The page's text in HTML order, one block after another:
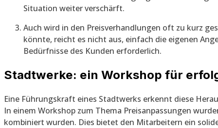
Situation weiter verschärft.
Auch wird in den Preisverhandlungen oft zu kurz
könnte, reicht es nicht aus, einfach die eigenen
Bedürfnisse des Kunden erforderlich.
Stadtwerke: ein Workshop für
Eine Führungskraft eines Stadtwerks erkennt diese
In einem Workshop zum Thema Preisanpassungen
kombiniert wurden. Dies bietet den Mitarbeitern ein